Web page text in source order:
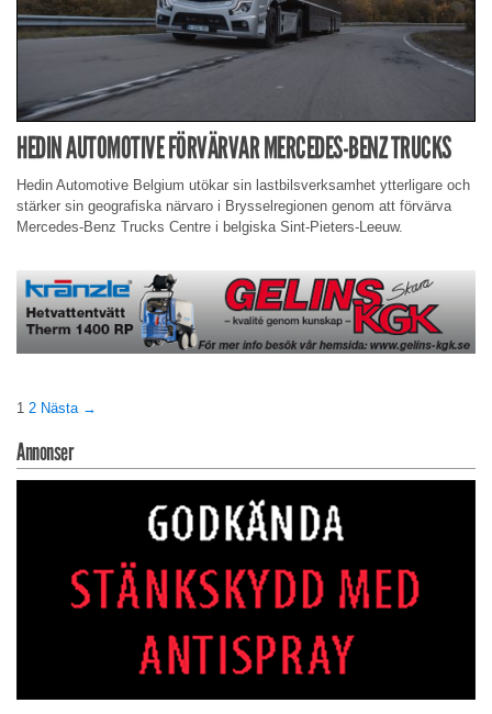
HEDIN AUTOMOTIVE FÖRVÄRVAR MERCEDES-BENZ TRUCKS
Hedin Automotive Belgium utökar sin lastbilsverksamhet ytterligare och
stärker sin geografiska närvaro i Brysselregionen genom att förvärva
Mercedes-Benz Trucks Centre i belgiska Sint-Pieters-Leeuw.
1 2 Nästa →
Annonser